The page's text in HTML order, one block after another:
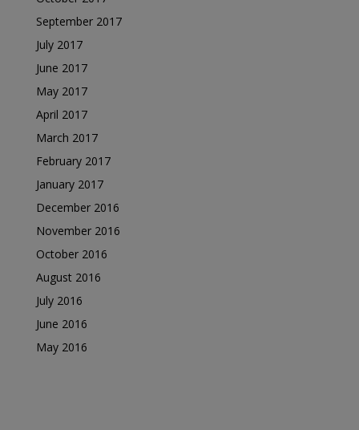
September 2017
July 2017
June 2017
May 2017
April 2017
March 2017
February 2017
January 2017
December 2016
November 2016
October 2016
August 2016
July 2016
June 2016
May 2016